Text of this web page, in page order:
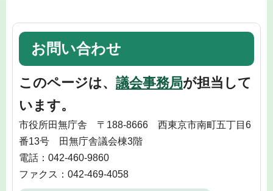
お問い合わせ
このページは、 議会事務局が担当して
います。
市役所田無庁舎 〒188-8666 西東京市南町五丁目6
番13号 田無庁舎議会棟3階
電話：042-460-9860
ファクス：042-469-4058